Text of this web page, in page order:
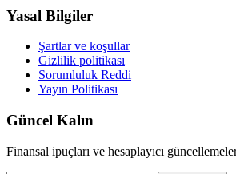
Yasal Bilgiler
Şartlar ve koşullar
Gizlilik politikası
Sorumluluk Reddi
Yayın Politikası
Güncel Kalın
Finansal ipuçları ve hesaplayıcı